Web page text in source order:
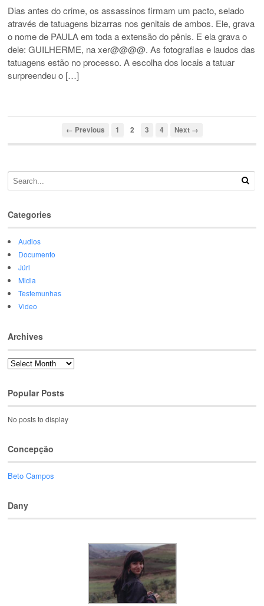
Dias antes do crime, os assassinos firmam um pacto, selado
através de tatuagens bizarras nos genitais de ambos. Ele, grava
o nome de PAULA em toda a extensão do pênis. E ela grava o
dele: GUILHERME, na xer@@@@. As fotografias e laudos das
tatuagens estão no processo. A escolha dos locais a tatuar
surpreendeu o […]
← Previous 1 2 3 4 Next →
Categories
Audios
Documento
Júri
Midia
Testemunhas
Video
Archives
Archives
Popular Posts
No posts to display
Concepção
Beto Campos
Dany